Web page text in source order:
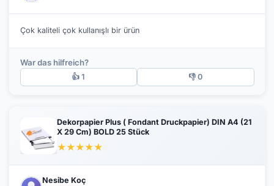
Çok kaliteli çok kullanışlı bir ürün
War das hilfreich?
👍 1 👎 0
Dekorpapier Plus ( Fondant Druckpapier) DIN A4 (21
X 29 Cm) BOLD 25 Stück
★★★★★
Nesibe Koç